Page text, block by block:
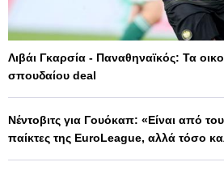
Λιβάι Γκαρσία - Παναθηναϊκός: Τα
σπουδαίου deal
Νέντοβιτς για Γουόκαπ: «Είναι από
παίκτες της EuroLeague, αλλά τόσο